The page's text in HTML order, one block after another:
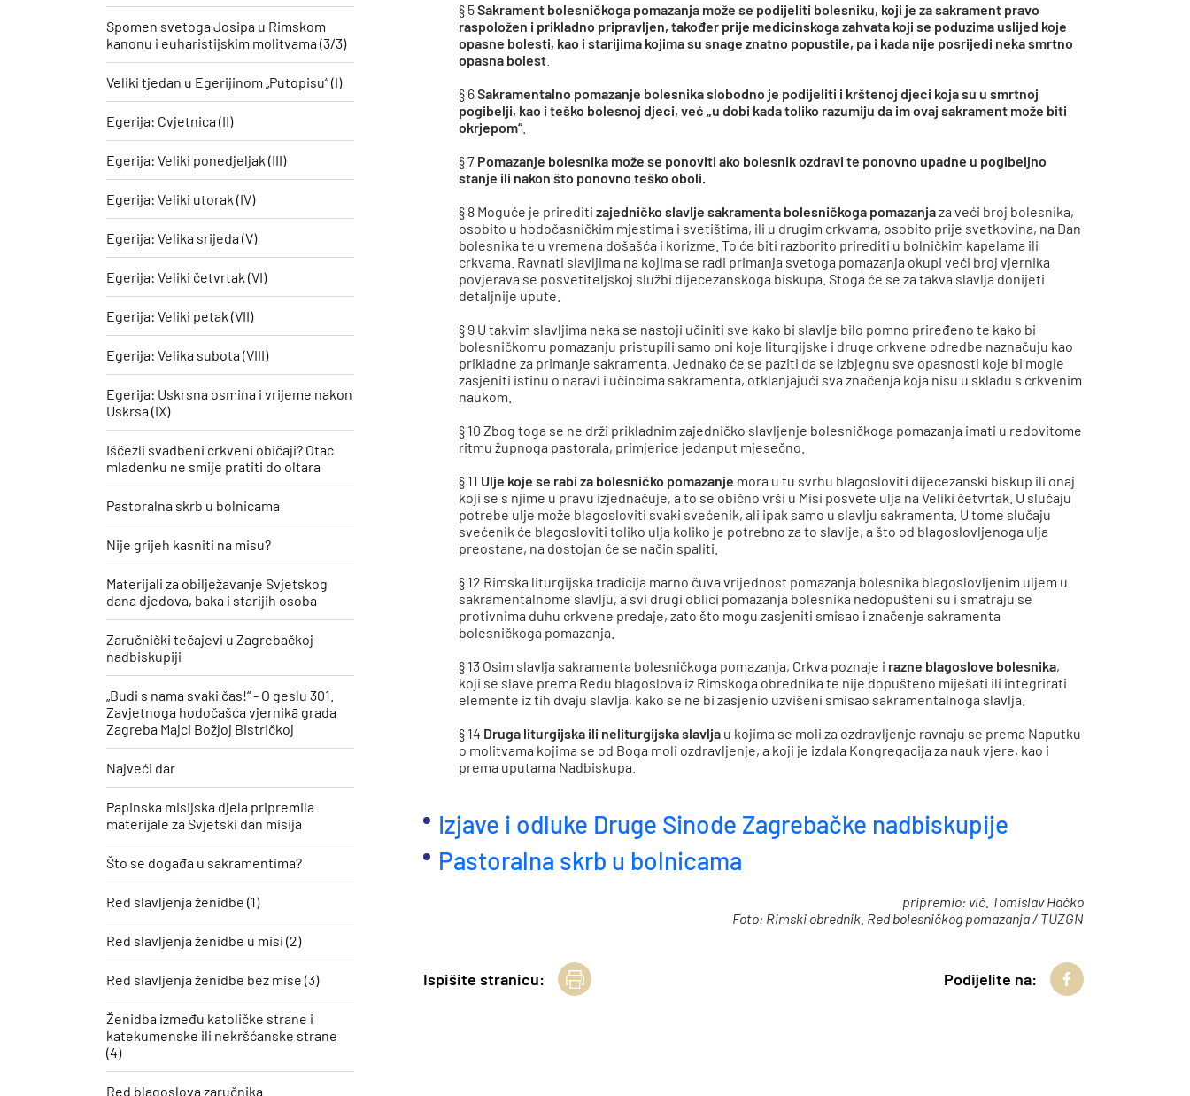
Spomen svetoga Josipa u Rimskom
kanonu i euharistijskim molitvama (3/3)
Veliki tjedan u Egerijinom „Putopisu“ (I)
Egerija: Cvjetnica (II)
Egerija: Veliki ponedjeljak (III)
Egerija: Veliki utorak (IV)
Egerija: Velika srijeda (V)
Egerija: Veliki četvrtak (VI)
Egerija: Veliki petak (VII)
Egerija: Velika subota (VIII)
Egerija: Uskrsna osmina i vrijeme nakon
Uskrsa (IX)
Iščezli svadbeni crkveni običaji? Otac
mladenku ne smije pratiti do oltara
Pastoralna skrb u bolnicama
Nije grijeh kasniti na misu?
Materijali za obilježavanje Svjetskog
dana djedova, baka i starijih osoba
Zaručnički tečajevi u Zagrebačkoj
nadbiskupiji
„Budi s nama svaki čas!“ - O geslu 301.
Zavjetnoga hodočašća vjernikā grada
Zagreba Majci Božjoj Bistričkoj
Najveći dar
Papinska misijska djela pripremila
materijale za Svjetski dan misija
Što se događa u sakramentima?
Red slavljenja ženidbe (1)
Red slavljenja ženidbe u misi (2)
Red slavljenja ženidbe bez mise (3)
Ženidba između katoličke strane i
katekumenske ili nekršćanske strane
(4)
Red blagoslova zaručnika
§ 5Sakrament bolesničkoga pomazanja može se podijeliti bolesniku, koji je za sakrament pravo
raspoložen i prikladno pripravljen, također prije medicinskoga zahvata koji se poduzima uslijed koje
opasne bolesti, kao i starijima kojima su snage znatno popustile, pa i kada nije posrijedi neka smrtno
opasna bolest
§ 6Sakramentalno pomazanje bolesnika slobodno je podijeliti i krštenoj djeci koja su u smrtnoj
pogibelji, kao i teško bolesnoj djeci, već„u dobi kada toliko razumiju da im ovaj sakrament može biti
okrjepom“.
§ 7 Pomazanje bolesnika može se ponoviti ako bolesnik ozdravi te ponovno upadne u pogibeljno
stanje ili nakon što ponovno teško oboli.
§ 8 Moguće je prireditizajedničko slavlje sakramenta bolesničkoga pomazanjaza veći broj bolesnika,
osobito u hodočasničkim mjestima i svetištima, ili u drugim crkvama, osobito prije svetkovina, na Dan
bolesnika te u vremena došašća i korizme. To će biti razborito prirediti u bolničkim kapelama ili
crkvama. Ravnati slavljima na kojima se radi primanja svetoga pomazanja okupi veći broj vjernika
povjerava se posvetiteljskoj službi dijecezanskoga biskupa. Stoga će se za takva slavlja donijeti
detaljnije upute.
§ 9 U takvim slavljima neka se nastoji učiniti sve kako bi slavlje bilo pomno priređeno te kako bi
bolesničkomu pomazanju pristupili samo oni koje liturgijske i druge crkvene odredbe naznačuju kao
prikladne za primanje sakramenta. Jednako će se paziti da se izbjegnu sve opasnosti koje bi mogle
zasjeniti istinu o naravi i učincima sakramenta, otklanjajući sva značenja koja nisu u skladu s crkvenim
naukom.
§ 10 Zbog toga se ne drži prikladnim zajedničko slavljenje bolesničkoga pomazanja imati u redovitome
ritmu župnoga pastorala, primjerice jedanput mjesečno.
§ 11 Ulje koje se rabi za bolesničko pomazanje mora u tu svrhu blagosloviti dijecezanski biskup ili onaj
koji se s njime u pravu izjednačuje, a to se obično vrši u Misi posvete ulja na Veliki četvrtak. U slučaju
potrebe ulje može blagosloviti svaki svećenik, ali ipak samo u slavlju sakramenta. U tome slučaju
svećenik će blagosloviti toliko ulja koliko je potrebno za to slavlje, a što od blagoslovljenoga ulja
preostane, na dostojan će se način spaliti.
§ 12 Rimska liturgijska tradicija marno čuva vrijednost pomazanja bolesnika blagoslovljenim uljem u
sakramentalnome slavlju, a svi drugi oblici pomazanja bolesnika nedopušteni su i smatraju se
protivnima duhu crkvene predaje, zato što mogu zasjeniti smisao i značenje sakramenta
bolesničkoga pomazanja.
§ 13 Osim slavlja sakramenta bolesničkoga pomazanja, Crkva poznaje i razne blagoslove bolesnika,
koji se slave prema Redu blagoslova iz Rimskoga obrednika te nije dopušteno miješati ili integrirati
elemente iz tih dvaju slavlja, kako se ne bi zasjenio uzvišeni smisao sakramentalnoga slavlja.
§ 14 Druga liturgijska ili neliturgijska slavlja u kojima se moli za ozdravljenje ravnaju se prema Naputku
o molitvama kojima se od Boga moli ozdravljenje, a koji je izdala Kongregacija za nauk vjere, kao i
prema uputama Nadbiskupa.
Izjave i odluke Druge Sinode Zagrebačke nadbiskupije
Pastoralna skrb u bolnicama
pripremio: vlč. Tomislav Hačko
Foto: Rimski obrednik. Red bolesničkog pomazanja / TUZGN
Ispišite stranicu: Podijelite na: